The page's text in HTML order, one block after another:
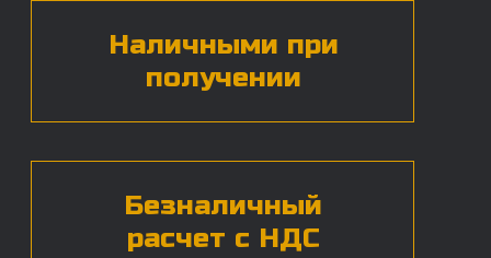
обработку
персональных данных*
ЧАСТЫЕ ВОПРОСЫ